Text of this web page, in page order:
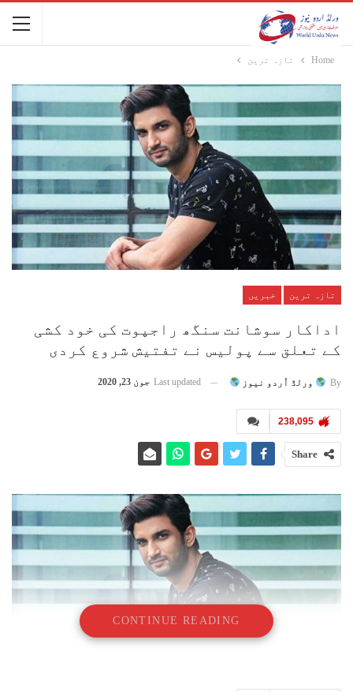
Home تازہ ترین
تازہ ترین خبریں
اداکار سوشانت سنگھ راجپوت کی خود کشی
کے تعلق سے پولیس نے تفتیش شروع کردی
By ورلڈ اُردو نیوز Last updated جون 23, 2020
238,095
Share
CONTINUE READING